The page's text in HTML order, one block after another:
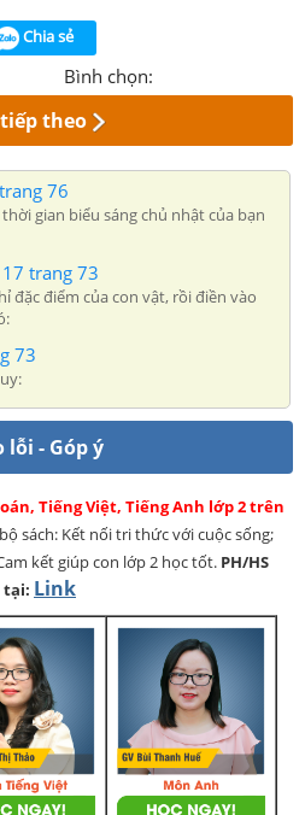
Chia sẻ
Bình chọn:
theo
76
gian biểu sáng chủ nhật của bạn
trang 73
đặc điểm của con vật, rồi điền vào
73
lỗi - Góp ý
Tiếng Việt, Tiếng Anh lớp 2 trên
sách: Kết nối tri thức với cuộc sống;
kết giúp con lớp 2 học tốt. PH/HS
tại: Link